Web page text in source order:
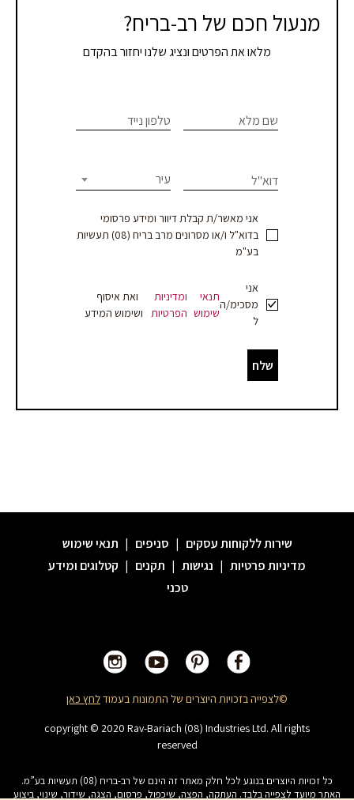
מנעול חכם של רב-בריח?
מלאו את הפרטים ונציג שלנו יחזור בהקדם
קשר
עמוד
מוצר
-
שם מלא טלפון נייד
דוא"ל עיר
אני מאשר/ת קבלת דיוור ומידע פרסומי
בדוא"ל ו/או מסרונים מרב בריח (08) תעשיות
בע"מ
אני
מסכימ/ה
ל
תנאי
שימוש
ומדיניות
הפרטיות
ואת איסוף
ושימוש המידע
שלח
are
this
field
blank.
שירות ללקוחות עסקים | סניפים | תנאי שימוש
מדיניות פרטיות | נגישות | תקנים | קטלוגים ומידע
טכני
©לצפייה בזכויות היוצרים של התמונות בעמודלחץ כאן
copyright © 2020 Rav-Bariach (08) Industries Ltd. All rights
reserved
כל זכויות היוצרים בנוגע לכל חלק מאתר זה הינם של רב-בריח (08) תעשיות בע”מ.
האתר מיועד לצפייה בלבד. העתקה, הפצה, שיכפול, פרסום, הצגה, שידור, שינוי, ביצוע